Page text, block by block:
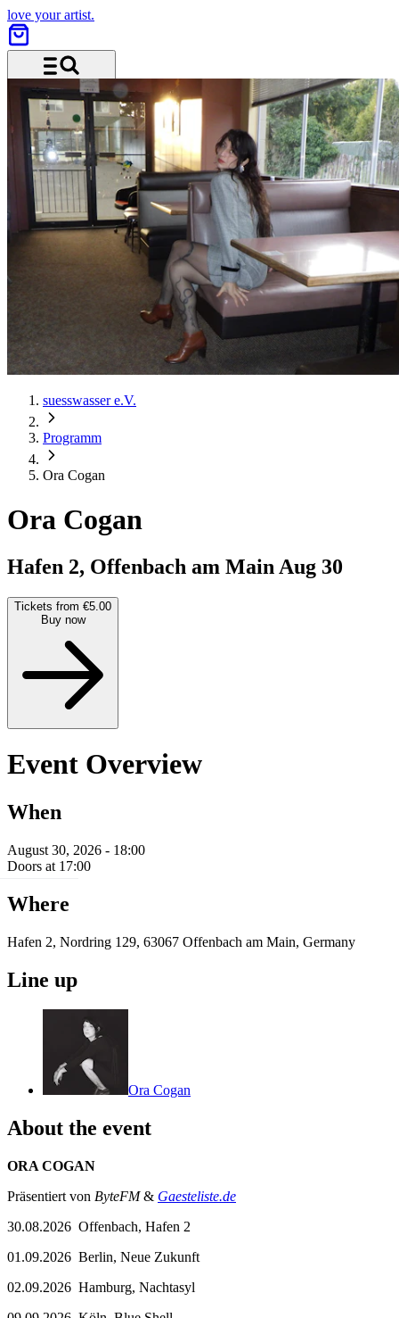
love your artist.
Menu and search
suesswasser e.V.
Programm
Ora Cogan
Ora Cogan
Hafen 2, Offenbach am Main Aug 30
Tickets from €5.00
Buy now
Event Overview
When
August 30, 2026 - 18:00
Doors at 17:00
Where
Hafen 2, Nordring 129, 63067 Offenbach am Main, Germany
Line up
Ora Cogan
About the event
ORA COGAN
Präsentiert von ByteFM& Gaesteliste.de
30.08.2026 Offenbach, Hafen 2
01.09.2026 Berlin, Neue Zukunft
02.09.2026 Hamburg, Nachtasyl